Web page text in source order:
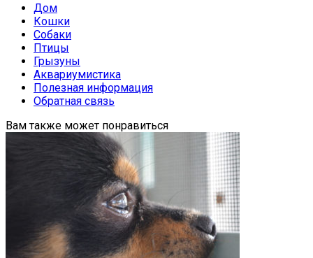
Дом
Кошки
Собаки
Птицы
Грызуны
Аквариумистика
Полезная информация
Обратная связь
Вам также может понравиться